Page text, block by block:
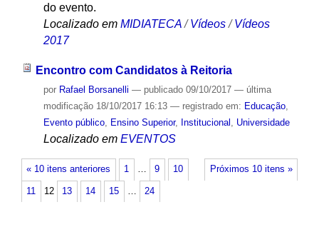
do evento.
Localizado em MIDIATECA /Vídeos /Vídeos
2017
Encontro com Candidatos à Reitoria
por Rafael Borsanelli — publicado09/10/2017 — última
modificação18/10/2017 16:13 — registrado em: Educação,
Evento público, Ensino Superior, Institucional , Universidade
Localizado em EVENTOS
« 10 itens anteriores Próximos 10 itens »
1 … 9 10
11 12 13 14 15 … 24